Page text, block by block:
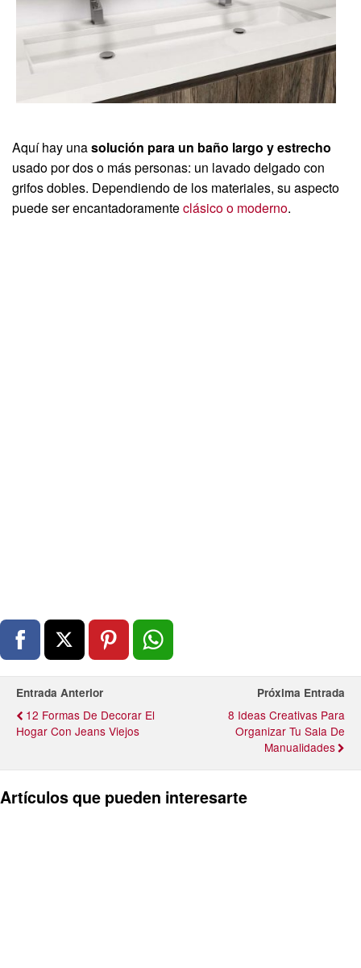
Aquí hay unasolución para un baño largo y estrecho
usado por dos o más personas: un lavado delgado con
grifos dobles. Dependiendo de los materiales, su aspecto
puede ser encantadoramenteclásico o moderno.
Entrada Anterior
12 Formas De Decorar El
Hogar Con Jeans Viejos
Próxima Entrada
8 Ideas Creativas Para
Organizar Tu Sala De
Manualidades
Artículos que pueden interesarte